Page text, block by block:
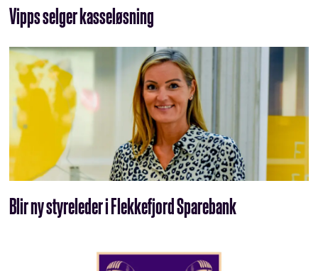
Vipps selger kasseløsning
Blir ny styreleder i Flekkefjord Sparebank